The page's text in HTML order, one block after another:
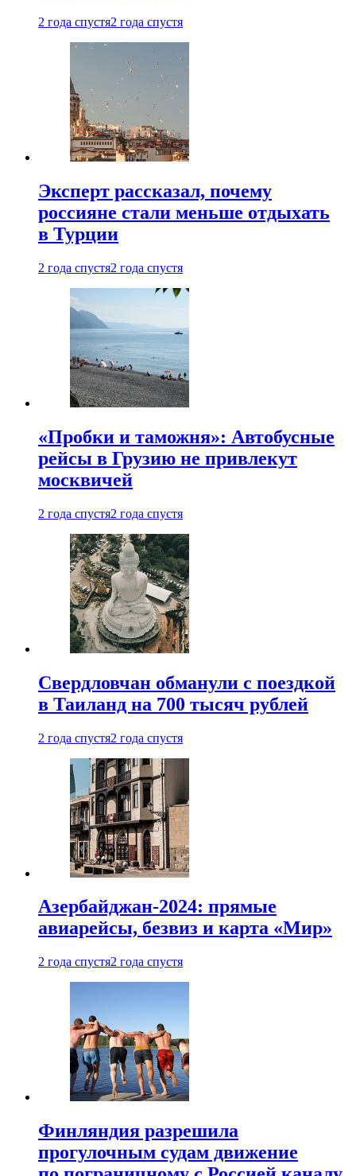
2 года спустя2 года спустя
Эксперт рассказал, почему
россияне стали меньше отдыхать
в Турции
2 года спустя2 года спустя
«Пробки и таможня»: Автобусные
рейсы в Грузию не привлекут
москвичей
2 года спустя2 года спустя
Свердловчан обманули с поездкой
в Таиланд на 700 тысяч рублей
2 года спустя2 года спустя
Азербайджан-2024: прямые
авиарейсы, безвиз и карта «Мир»
2 года спустя2 года спустя
Финляндия разрешила
прогулочным судам движение